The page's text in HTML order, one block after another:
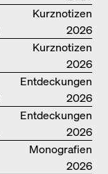
Kurznotizen
2026
Kurznotizen
2026
Entdeckungen
2026
Entdeckungen
2026
Monografien
2026